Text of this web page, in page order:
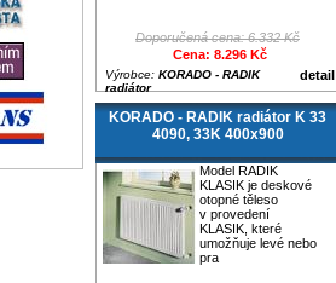
Doporučená cena: 6.332 Kč
Cena: 8.296 Kč
detail
Výrobce: KORADO - RADIK
radiátor
KORADO - RADIK radiátor K 33
4090, 33K 400x900
Model RADIK
KLASIK je deskové
otopné těleso
v provedení
KLASIK, které
umožňuje levé nebo
pra